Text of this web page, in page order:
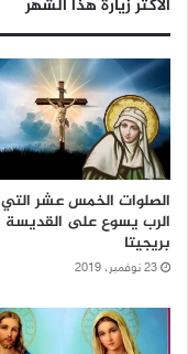
الأكثر زيارة هذا الشهر
الصلوات الخمس عشر التي
الرب يسوع على القديسة
بريجيتا
23 نوفمبر، 2019